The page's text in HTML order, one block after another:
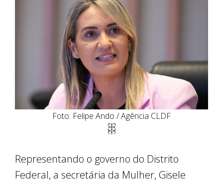
Foto: Felipe Ando / Agência CLDF
Representando o governo do Distrito
Federal, a secretária da Mulher, Gisele